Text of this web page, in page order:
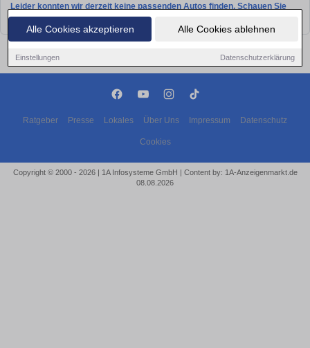
Alle Cookies akzeptieren Alle Cookies ablehnen
Einstellungen Datenschutzerklärung
Leider konnten wir derzeit keine passenden Autos finden. Schauen Sie
bald wieder vorbei!
Ratgeber Presse Lokales Über Uns Impressum Datenschutz
Cookies
Copyright © 2000 - 2026 | 1A Infosysteme GmbH | Content by: 1A-Anzeigenmarkt.de
08.08.2026